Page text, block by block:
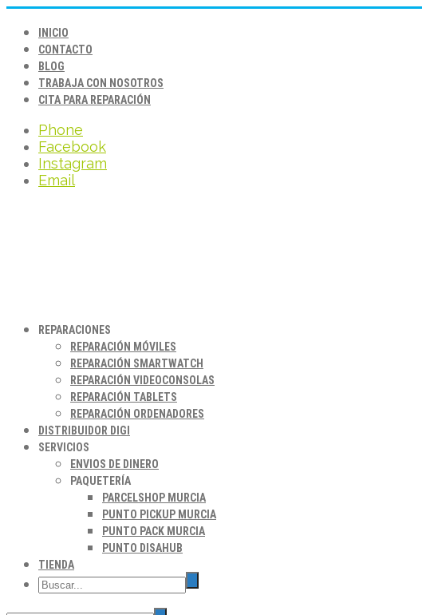
INICIO
CONTACTO
BLOG
TRABAJA CON NOSOTROS
CITA PARA REPARACIÓN
Phone
Facebook
Instagram
Email
REPARACIONES
REPARACIÓN MÓVILES
REPARACIÓN SMARTWATCH
REPARACIÓN VIDEOCONSOLAS
REPARACIÓN TABLETS
REPARACIÓN ORDENADORES
DISTRIBUIDOR DIGI
SERVICIOS
ENVIOS DE DINERO
PAQUETERÍA
PARCELSHOP MURCIA
PUNTO PICKUP MURCIA
PUNTO PACK MURCIA
PUNTO DISAHUB
TIENDA